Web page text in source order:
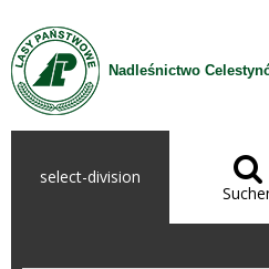
Zum Inhalt wechseln
Nadleśnictwo
select-division 